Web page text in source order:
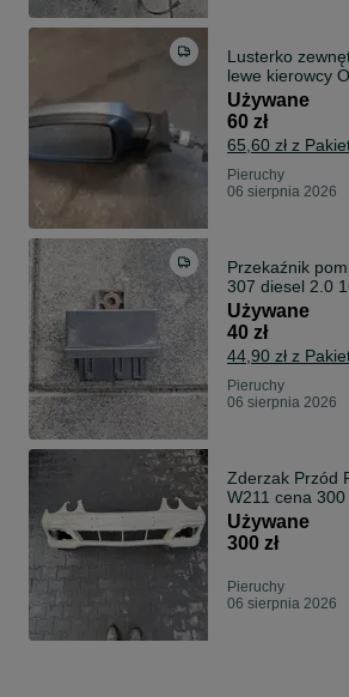
Lusterko
lewe kierowcy
2004 Z163
Używane
60 zł
65,60 zł z
Pieruchy
06 sierpnia 2026
Przekaźnik
307 diesel 2.0
Używane
40 zł
44,90 zł z
Pieruchy
06 sierpnia 2026
Zderzak Przód
W211 cena 300
Używane
300 zł
Pieruchy
06 sierpnia 2026